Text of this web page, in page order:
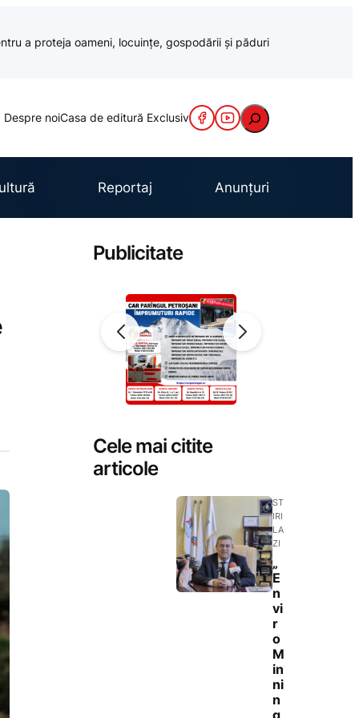
a proteja oameni, locuințe, gospodării și păduri
Despre noiCasa de editură Exclusiv Caută
Reportaj Anunțuri
Publicitate
Cele mai citite
articole
ST
IRI
LA
ZI
„
E
n
vi
r
o
M
in
ni
n
g